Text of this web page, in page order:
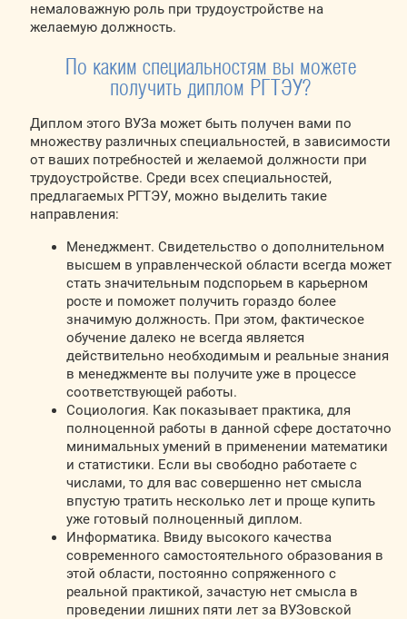
немаловажную роль при трудоустройстве на
желаемую должность.
По каким специальностям вы можете
получить диплом РГТЭУ?
Диплом этого ВУЗа может быть получен вами по
множеству различных специальностей, в зависимости
от ваших потребностей и желаемой должности при
трудоустройстве. Среди всех специальностей,
предлагаемых РГТЭУ, можно выделить такие
направления:
Менеджмент. Свидетельство о дополнительном
высшем в управленческой области всегда может
стать значительным подспорьем в карьерном
росте и поможет получить гораздо более
значимую должность. При этом, фактическое
обучение далеко не всегда является
действительно необходимым и реальные знания
в менеджменте вы получите уже в процессе
соответствующей работы.
Социология. Как показывает практика, для
полноценной работы в данной сфере достаточно
минимальных умений в применении математики
и статистики. Если вы свободно работаете с
числами, то для вас совершенно нет смысла
впустую тратить несколько лет и проще купить
уже готовый полноценный диплом.
Информатика. Ввиду высокого качества
современного самостоятельного образования в
этой области, постоянно сопряженного с
реальной практикой, зачастую нет смысла в
проведении лишних пяти лет за ВУЗовской